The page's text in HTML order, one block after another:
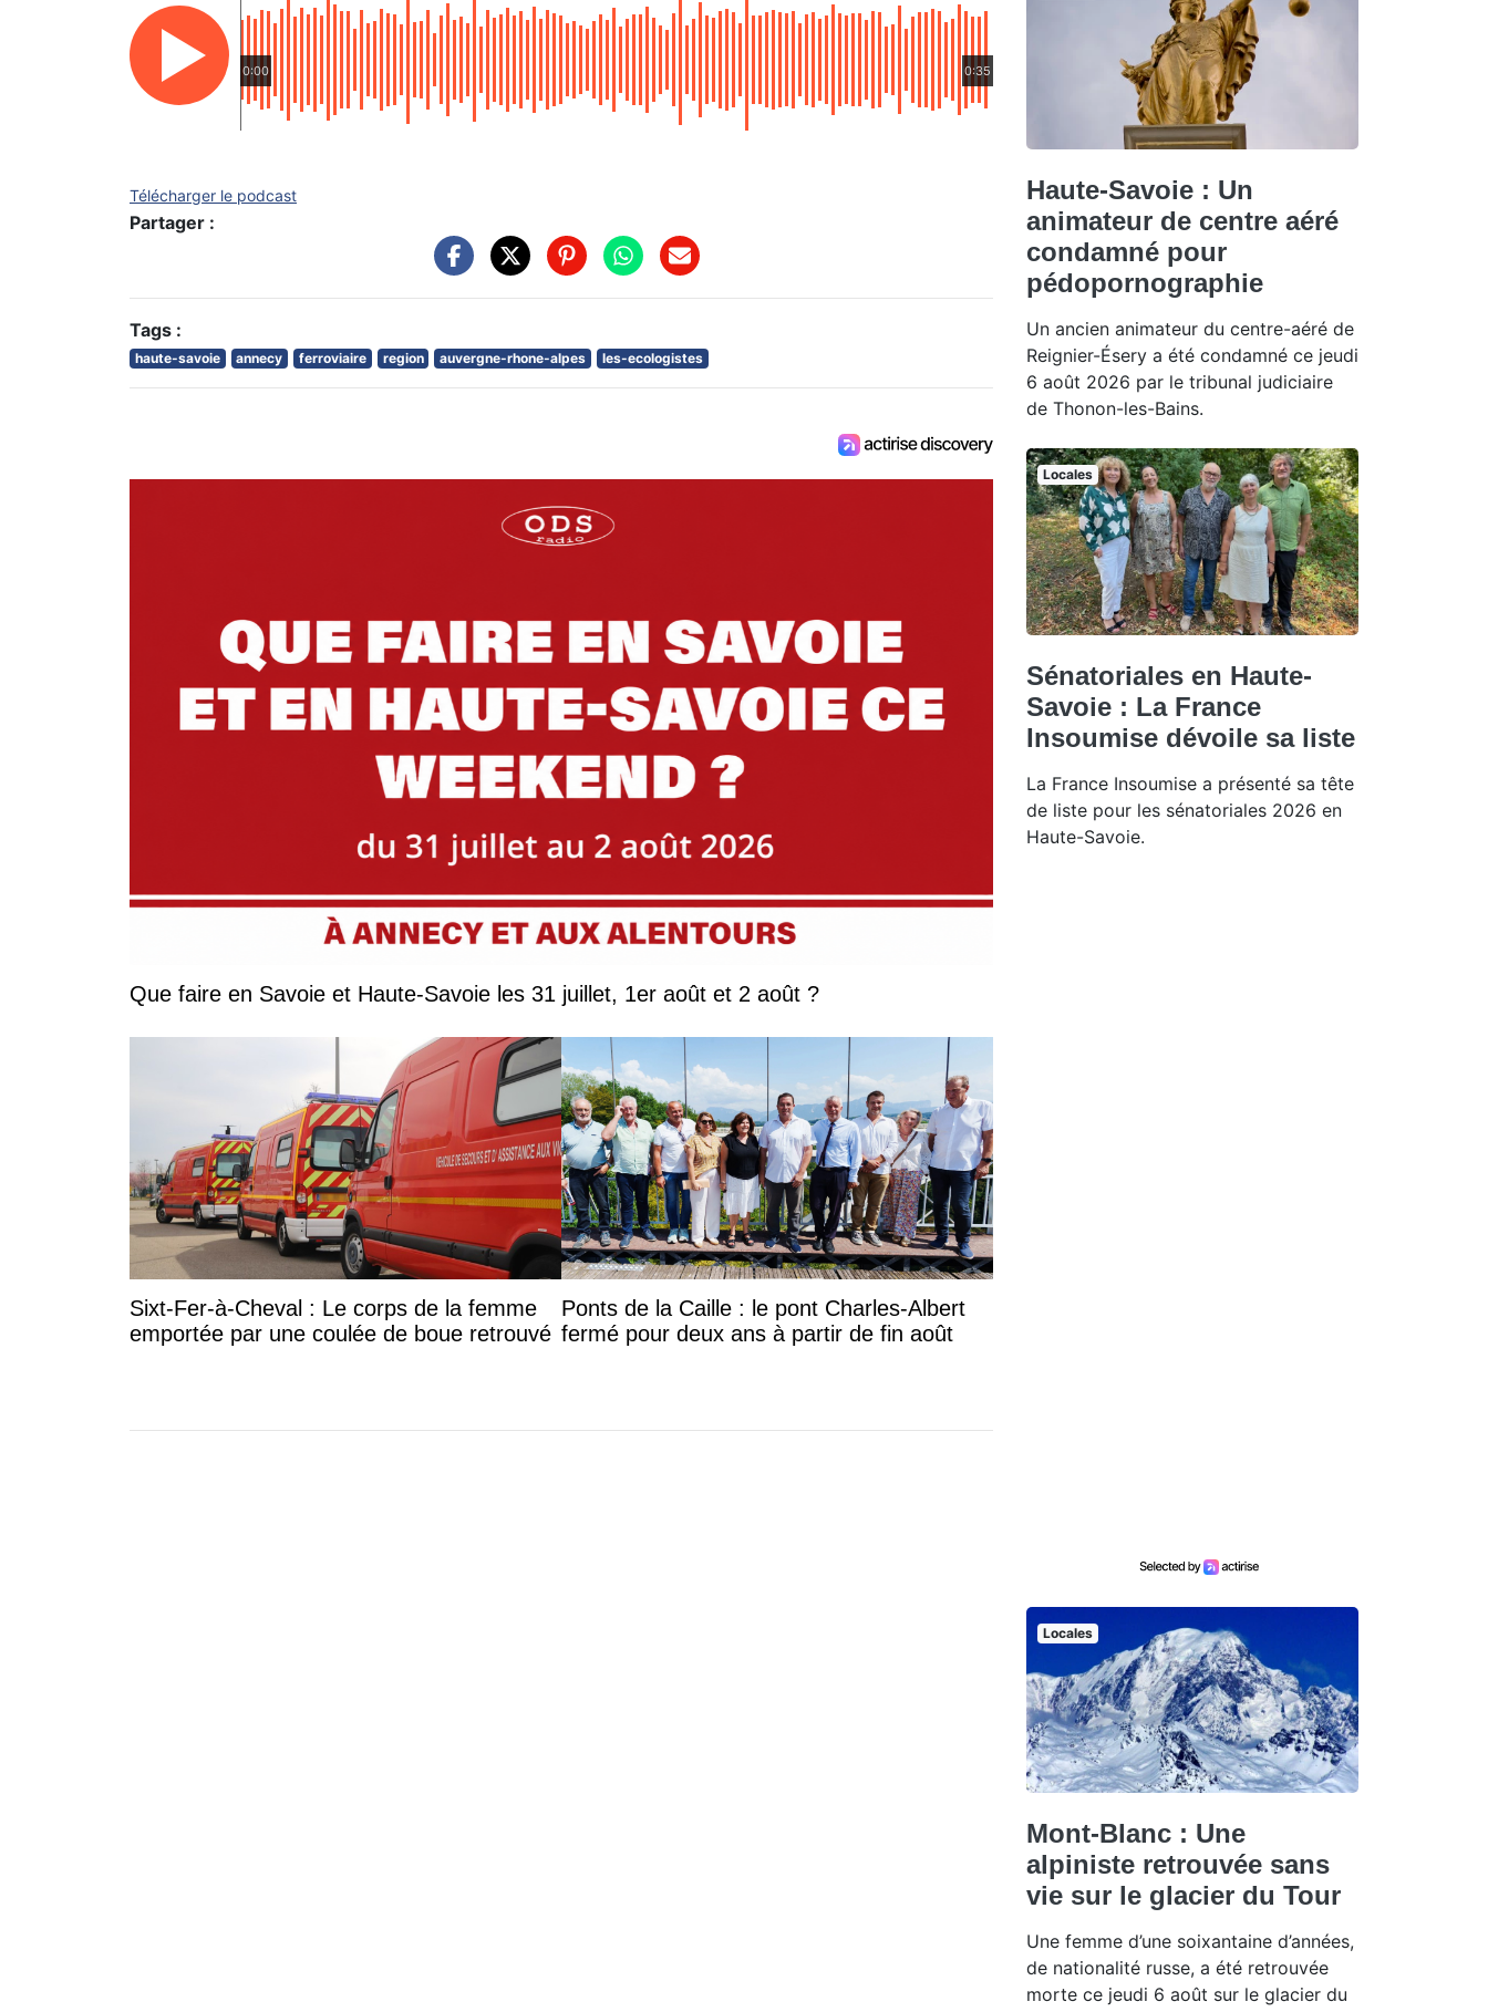
0:00 0:35
Télécharger le podcast
Partager :
Tags :
haute-savoie annecy ferroviaire region auvergne-rhone-alpes les-ecologistes
Que faire en Savoie et Haute-Savoie les 31 juillet, 1er août et 2 août ?
Sixt-Fer-à-Cheval : Le corps de la femme
emportée par une coulée de boue retrouvé
Ponts de la Caille : le pont Charles-Albert
fermé pour deux ans à partir de fin août
Haute-Savoie : Un
animateur de centre aéré
condamné pour
pédopornographie
Un ancien animateur du centre-aéré de
Reignier-Ésery a été condamné ce jeudi
6 août 2026 par le tribunal judiciaire
de Thonon-les-Bains.
Locales
Sénatoriales en Haute-
Savoie : La France
Insoumise dévoile sa liste
La France Insoumise a présenté sa tête
de liste pour les sénatoriales 2026 en
Haute-Savoie.
Locales
Mont-Blanc : Une
alpiniste retrouvée sans
vie sur le glacier du Tour
Une femme d’une soixantaine d’années,
de nationalité russe, a été retrouvée
morte ce jeudi 6 août sur le glacier du